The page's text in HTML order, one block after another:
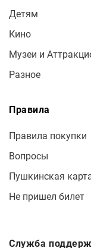
Детям
Кино
Музеи и
Разное
Правила
Правила покупки
Вопросы
Пушкинская
Не пришел билет
Служба